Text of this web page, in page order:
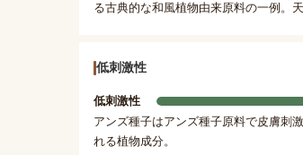
る古典的な和風植物由来原料の一例。
低刺激性
低刺激性
アンズ種子はアンズ種子原料で皮膚刺
れる植物成分。